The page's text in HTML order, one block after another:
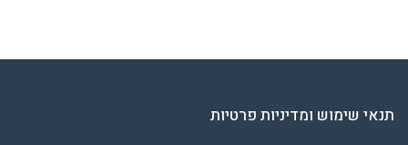
תנאי שימוש ומדיניות פרטיות